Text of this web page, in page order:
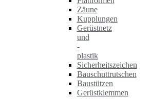
Zäune
Kupplungen
Gerüstnetz
und
-
plastik
Sicherheitszeichen
Bauschuttrutschen
Baustützen
Gerüstklemmen